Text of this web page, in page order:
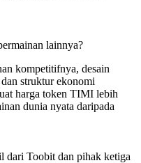
lainnya?
kompetitifnya, desain
struktur ekonomi
harga token TIMI lebih
dunia nyata daripada
dari Toobit dan pihak ketiga